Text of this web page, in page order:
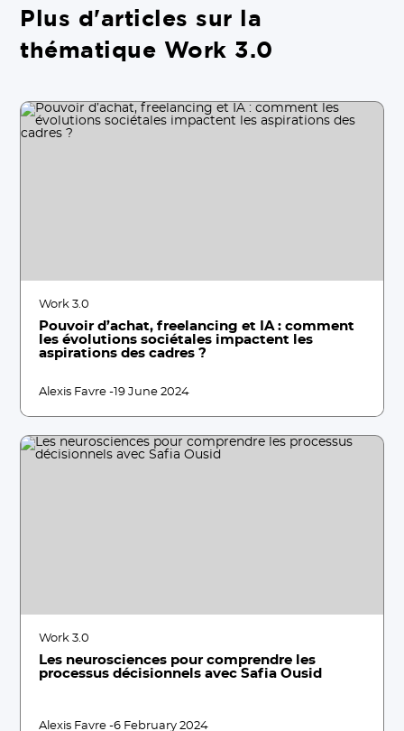
Plus d'articles sur la
thématique Work 3.0
Work 3.0
Pouvoir d’achat, freelancing et IA : comment
les évolutions sociétales impactent les
aspirations des cadres ?
Alexis Favre -19 June 2024
Work 3.0
Les neurosciences pour comprendre les
processus décisionnels avec Safia Ousid
Alexis Favre -6 February 2024